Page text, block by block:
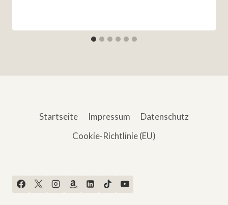
Startseite Impressum
Datenschutz
Cookie-Richtlinie (EU)